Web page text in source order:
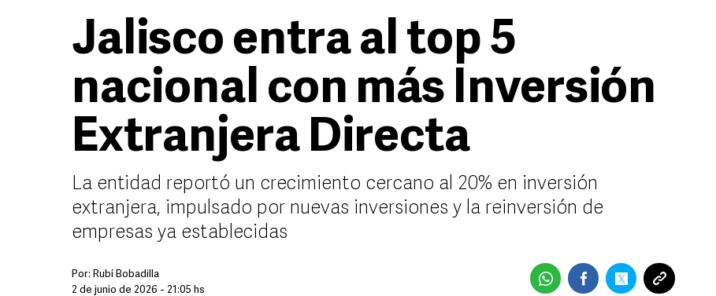
Jalisco entra al top 5
nacional con más Inversión
Extranjera Directa
La entidad reportó un crecimiento cercano al 20% en inversión
extranjera, impulsado por nuevas inversiones y la reinversión de
empresas ya establecidas
Por: Rubí Bobadilla
2 de junio de 2026 - 21:05 hs